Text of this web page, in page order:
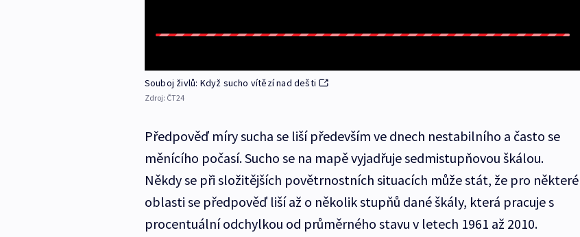
Souboj živlů: Když sucho vítězí nad dešti
Zdroj: ČT24
Předpověď míry sucha se liší především ve dnech nestabilního a často se
měnícího počasí. Sucho se na mapě vyjadřuje sedmistupňovou škálou.
Někdy se při složitějších povětrnostních situacích může stát, že pro některé
oblasti se předpověď liší až o několik stupňů dané škály, která pracuje s
procentuální odchylkou od průměrného stavu v letech 1961 až 2010.